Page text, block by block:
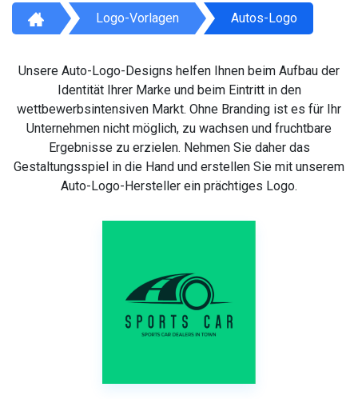
Logo-Vorlagen Autos-Logo
Unsere Auto-Logo-Designs helfen Ihnen beim Aufbau der
Identität Ihrer Marke und beim Eintritt in den
wettbewerbsintensiven Markt. Ohne Branding ist es für Ihr
Unternehmen nicht möglich, zu wachsen und fruchtbare
Ergebnisse zu erzielen. Nehmen Sie daher das
Gestaltungsspiel in die Hand und erstellen Sie mit unserem
Auto-Logo-Hersteller ein prächtiges Logo.